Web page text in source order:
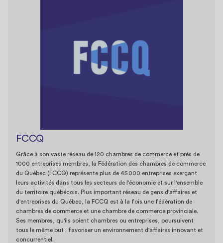
FCCQ
Grâce à son vaste réseau de 120 chambres de commerce et près de
1000 entreprises membres, la Fédération des chambres de commerce
du Québec (FCCQ) représente plus de 45 000 entreprises exerçant
leurs activités dans tous les secteurs de l'économie et sur l'ensemble
du territoire québécois. Plus important réseau de gens d'affaires et
d'entreprises du Québec, la FCCQ est à la fois une fédération de
chambres de commerce et une chambre de commerce provinciale.
Ses membres, qu'ils soient chambres ou entreprises, poursuivent
tous le même but : favoriser un environnement d'affaires innovant et
concurrentiel.